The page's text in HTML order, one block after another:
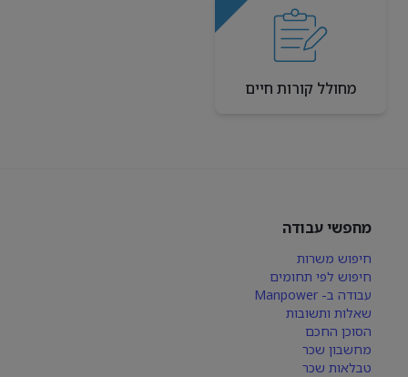
מחולל קורות חיים
מחפשי עבודה
חיפוש משרות
חיפוש לפי תחומים
עבודה ב- Manpower
שאלות ותשובות
הסוכן החכם
מחשבון שכר
טבלאות שכר